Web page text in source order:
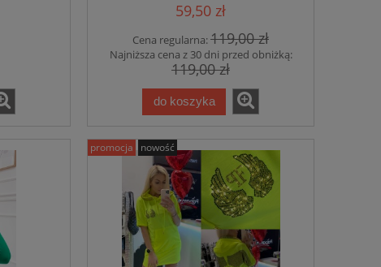
59,50 zł
Cena regularna:119,00 zł
Najniższa cena z 30 dni przed obniżką:
119,00 zł
do koszyka
promocja nowość